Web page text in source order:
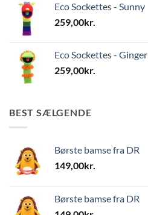
Eco Sockettes - Sunny
259,00kr.
Eco Sockettes - Ginger
259,00kr.
BEST SÆLGENDE
Børste bamse fra DR
149,00kr.
Børste bamse fra DR